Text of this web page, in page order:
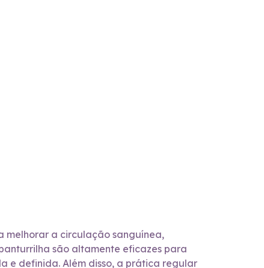
melhorar a circulação sanguínea,
são altamente eficazes para
e definida. Além disso, a prática regular